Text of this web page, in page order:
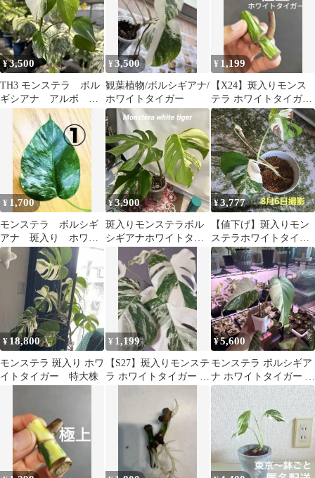
¥3,500
TH3 モンステラ ボル
ギシアナ アルボ ホ
ワイトタイガー白斑
送料込み
¥3,500
観葉植物/ボルシギアナ/
ホワイトタイガー
¥ 1,199
【X24】斑入りモンス
テラ ホワイトタイガー
カット茎 成長点1つ
¥ 1,700
モンステラ ボルシギ
アナ 斑入り ホワイ
トタイガー 発根済
み ①
¥3,900
斑入りモンステラボル
シギアナホワイトタイ
ガー鉢植え発送。（茎
伏せ）
¥3,777
【値下げ】斑入りモン
ステラホワイトタイガ
ーボルシギアナ【観葉
植物】葉=約１9㎝
¥ 18,800
モンステラ 斑入り ホワ
イトタイガー 特大株
¥ 1,199
【S27】斑入りモンステ
ラ ホワイトタイガー カ
¥5,600
モンステラ ボルシギア
ナ ホワイトタイガー 斑
入り トップカット現物